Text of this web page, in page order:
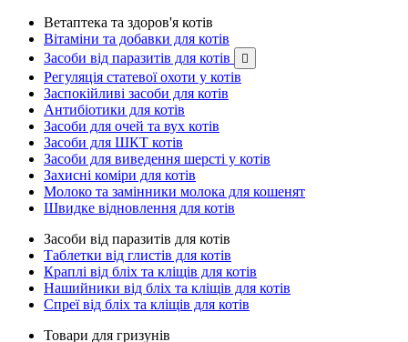
Ветаптека та здоров'я котів
Вітаміни та добавки для котів
Засоби від паразитів для котів

Регуляція статевої охоти у котів
Заспокійливі засоби для котів
Антибіотики для котів
Засоби для очей та вух котів
Засоби для ШКТ котів
Засоби для виведення шерсті у котів
Захисні коміри для котів
Молоко та замінники молока для кошенят
Швидке відновлення для котів
Засоби від паразитів для котів
Таблетки від глистів для котів
Краплі від бліх та кліщів для котів
Нашийники від бліх та кліщів для котів
Спреї від бліх та кліщів для котів
Товари для гризунів